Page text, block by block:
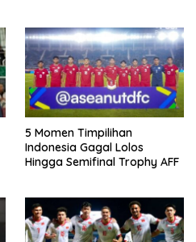
5 Momen Timpilihan
Indonesia Gagal Lolos
Hingga Semifinal Trophy AFF